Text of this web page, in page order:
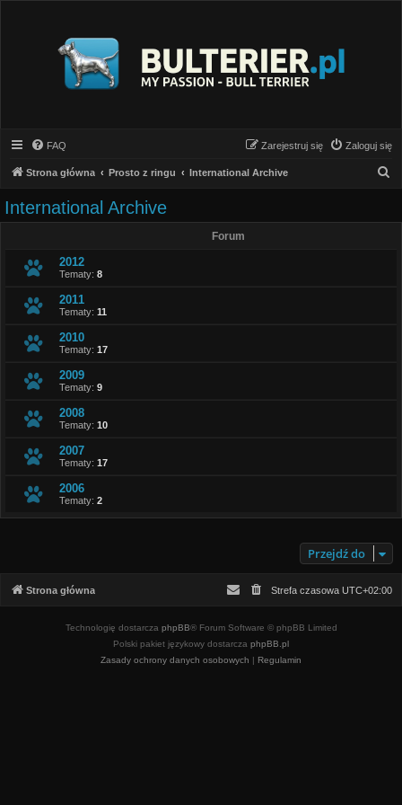
FAQ Zaloguj się
Zarejestruj się
Strona główna Prosto z ringu International Archive
International Archive
Forum
2012
Tematy: 8
2011
Tematy: 11
2010
Tematy: 17
2009
Tematy: 9
2008
Tematy: 10
2007
Tematy: 17
2006
Tematy: 2
Przejdź do
Strona główna Strefa czasowa UTC+02:00
Technologię dostarcza phpBB® Forum Software © phpBB Limited
Polski pakiet językowy dostarcza phpBB.pl
Zasady ochrony danych osobowych | Regulamin